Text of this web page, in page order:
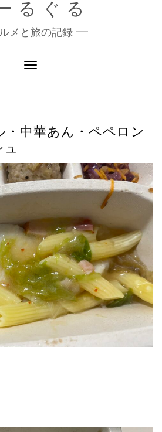
るぐる
メと旅の記録
Toggle
Navigation
中華あん・ペペロン